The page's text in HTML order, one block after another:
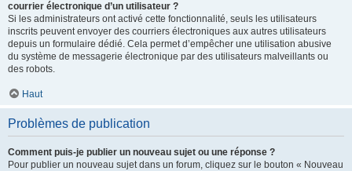
courrier électronique d’un utilisateur ?
Si les administrateurs ont activé cette fonctionnalité, seuls les utilisateurs
inscrits peuvent envoyer des courriers électroniques aux autres utilisateurs
depuis un formulaire dédié. Cela permet d’empêcher une utilisation abusive
du système de messagerie électronique par des utilisateurs malveillants ou
des robots.
Haut
Problèmes de publication
Comment puis-je publier un nouveau sujet ou une réponse ?
Pour publier un nouveau sujet dans un forum, cliquez sur le bouton « Nouveau